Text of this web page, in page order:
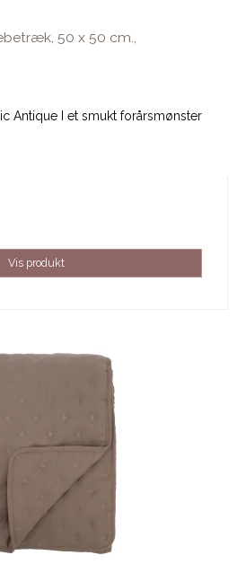
50 x 50 cm.,
Antique I et smukt forårsmønster
Vis produkt